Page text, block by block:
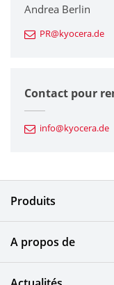
Imprimantes /
Composants en
Composants
Composants
Composants
Andrea Berlin
PR@kyocera.de
Contact pour
info@kyocera.de
Produits
A propos de